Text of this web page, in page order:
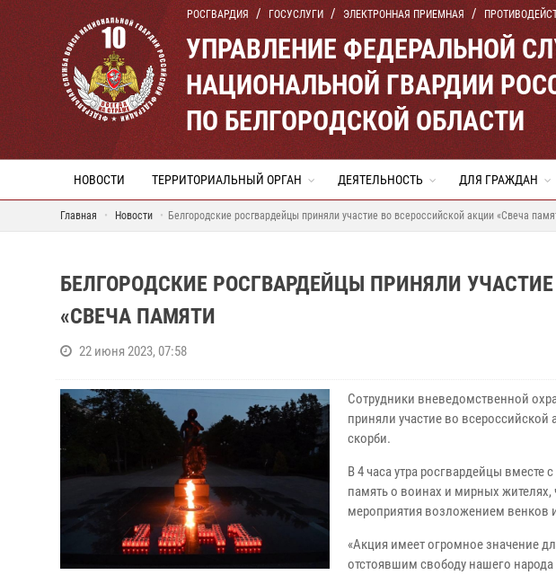
РОСГВАРДИЯ ГОСУСЛУГИ ЭЛЕКТРОННАЯ ПРИЕМНАЯ
УПРАВЛЕНИЕ ФЕДЕРАЛЬНОЙ
НАЦИОНАЛЬНОЙ ГВАРДИИ
ПО БЕЛГОРОДСКОЙ ОБЛАСТИ
НОВОСТИ ТЕРРИТОРИАЛЬНЫЙ ОРГАН ДЕЯТЕЛЬНОСТЬ ДЛЯ ГРАЖДАН
Главная Новости Белгородские росгвардейцы приняли участие во всероссийской акции «Свеча
БЕЛГОРОДСКИЕ РОСГВАРДЕЙЦЫ ПРИНЯЛИ
«СВЕЧА ПАМЯТИ
22 июня 2023, 07:58
Сотрудники вневедомственной
приняли участие во
скорби.
В 4 часа утра росгвардейцы вместе
память о воинах и мирных
мероприятия возложением
«Акция имеет огромное значение
отстоявшим свободу нашего